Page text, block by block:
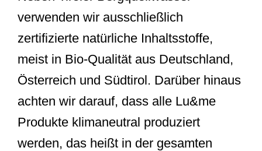
verwenden wir ausschließlich
zertifizierte natürliche Inhaltsstoffe,
meist in Bio-Qualität aus Deutschland,
Österreich und Südtirol. Darüber hinaus
achten wir darauf, dass alle Lu&me
Produkte klimaneutral produziert
werden, das heißt in der gesamten